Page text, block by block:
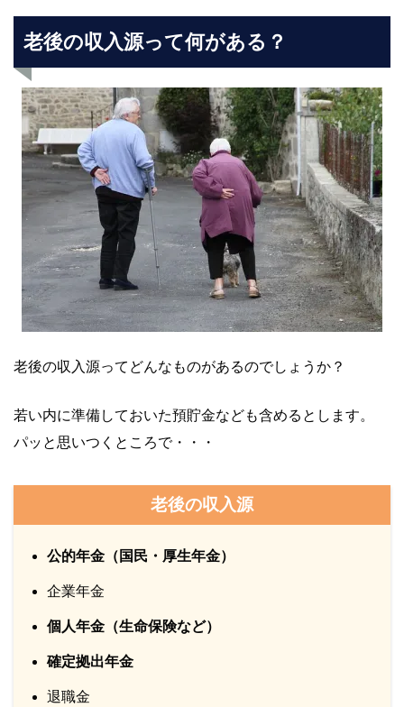
老後の収入源って何がある？
老後の収入源ってどんなものがあるのでしょうか？
若い内に準備しておいた預貯金なども含めるとします。
パッと思いつくところで・・・
老後の収入源
公的年金（国民・厚生年金）
企業年金
個人年金（生命保険など）
確定拠出年金
退職金